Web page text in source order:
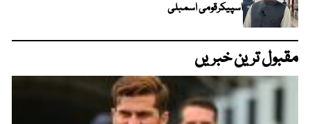
اسپیکرقومی اسمبلی
مقبول ترین خبریں